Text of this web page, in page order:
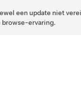
een update niet
browse-ervaring.